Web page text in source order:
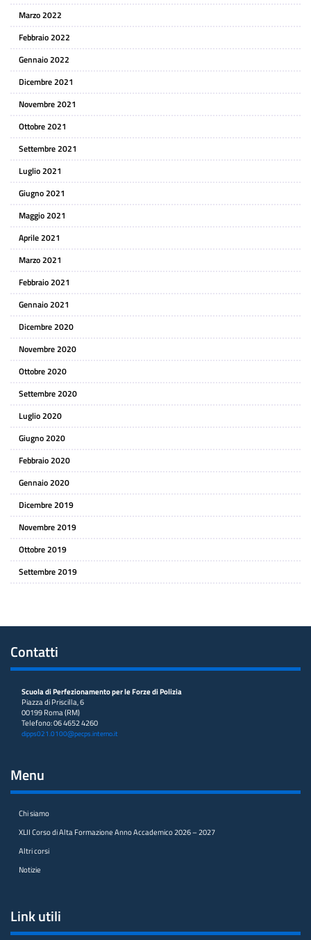
Marzo 2022
Febbraio 2022
Gennaio 2022
Dicembre 2021
Novembre 2021
Ottobre 2021
Settembre 2021
Luglio 2021
Giugno 2021
Maggio 2021
Aprile 2021
Marzo 2021
Febbraio 2021
Gennaio 2021
Dicembre 2020
Novembre 2020
Ottobre 2020
Settembre 2020
Luglio 2020
Giugno 2020
Febbraio 2020
Gennaio 2020
Dicembre 2019
Novembre 2019
Ottobre 2019
Settembre 2019
Contatti
Scuola di Perfezionamento per le Forze di Polizia
Piazza di Priscilla, 6
00199 Roma (RM)
Telefono: 06 4652 4260
dipps021.0100@pecps.interno.it
Menu
Chi siamo
XLII Corso di Alta Formazione Anno Accademico 2026 – 2027
Altri corsi
Notizie
Link utili